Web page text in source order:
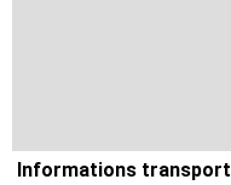
Informations transport